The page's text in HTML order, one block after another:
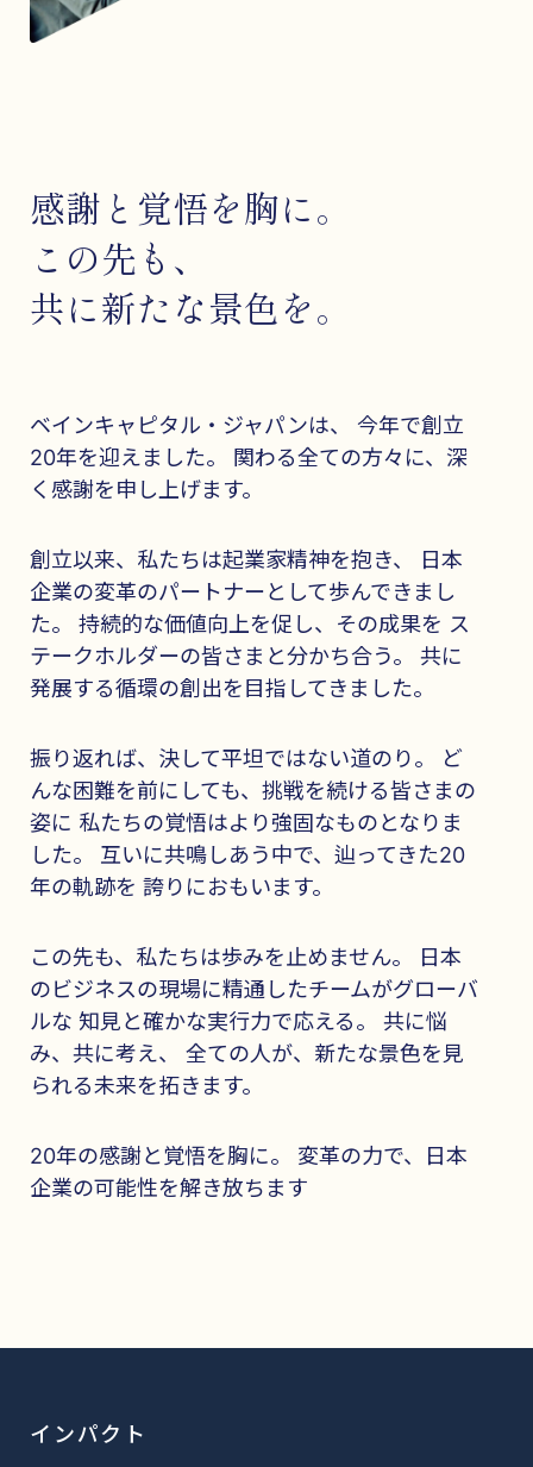
感謝と覚悟を胸に。
この先も、
共に新たな景色を。
ベインキャピタル・ジャパンは、 今年で創立
20年を迎えました。 関わる全ての方々に、深
く感謝を申し上げます。
創立以来、私たちは起業家精神を抱き、 日本
企業の変革のパートナーとして歩んできまし
た。 持続的な価値向上を促し、その成果を ス
テークホルダーの皆さまと分かち合う。 共に
発展する循環の創出を目指してきました。
振り返れば、決して平坦ではない道のり。 ど
んな困難を前にしても、挑戦を続ける皆さまの
姿に 私たちの覚悟はより強固なものとなりま
した。 互いに共鳴しあう中で、辿ってきた20
年の軌跡を 誇りにおもいます。
この先も、私たちは歩みを止めません。 日本
のビジネスの現場に精通したチームがグローバ
ルな 知見と確かな実行力で応える。 共に悩
み、共に考え、 全ての人が、新たな景色を見
られる未来を拓きます。
20年の感謝と覚悟を胸に。 変革の力で、日本
企業の可能性を解き放ちます
インパクト